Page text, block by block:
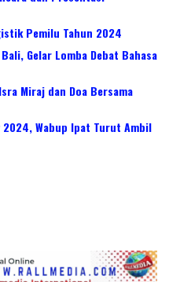
Pemilu Tahun 2024
Gelar Lomba Debat Bahasa
Miraj dan Doa Bersama
Wabup Ipat Turut Ambil